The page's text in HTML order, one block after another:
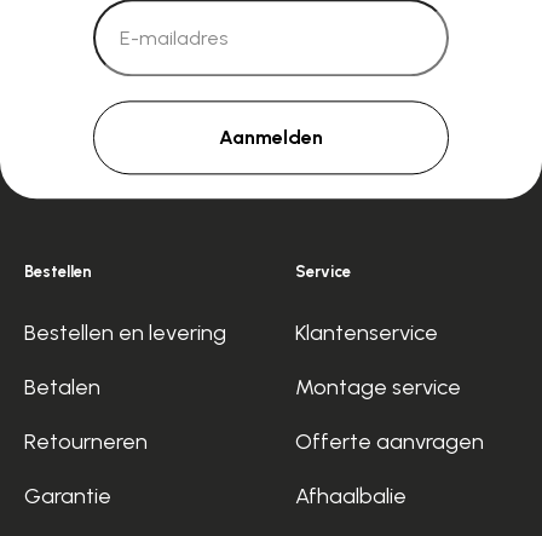
Aanmelden
Bestellen
Bestellen en levering
Betalen
Retourneren
Garantie
Service
Klantenservice
Montage service
Offerte aanvragen
Afhaalbalie